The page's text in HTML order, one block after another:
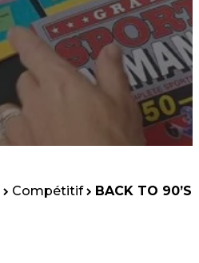
Compétitif BACK TO 90’S